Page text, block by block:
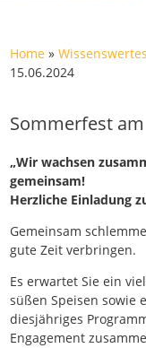
Home »Wissenswertes
15.06.2024
Sommerfest
„Wir wachsen
gemeinsam!
Herzliche Einladung
Gemeinsam
gute Zeit verbringen.
Es erwartet Sie ein
süßen Speisen sowie
diesjähriges
Engagement